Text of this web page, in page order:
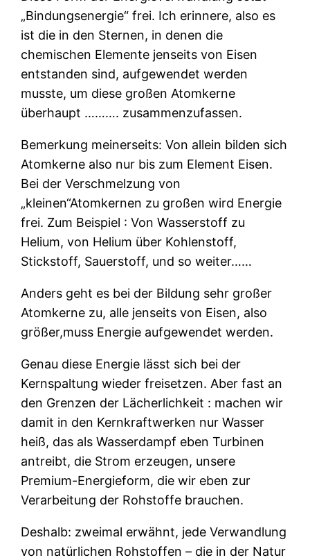
„Bindungsenergie“ frei. Ich erinnere, also es
ist die in den Sternen, in denen die
chemischen Elemente jenseits von Eisen
entstanden sind, aufgewendet werden
musste, um diese großen Atomkerne
überhaupt ………. zusammenzufassen.
Bemerkung meinerseits: Von allein bilden sich
Atomkerne also nur bis zum Element Eisen.
Bei der Verschmelzung von
„kleinen“Atomkernen zu großen wird Energie
frei. Zum Beispiel : Von Wasserstoff zu
Helium, von Helium über Kohlenstoff,
Stickstoff, Sauerstoff, und so weiter……
Anders geht es bei der Bildung sehr großer
Atomkerne zu, alle jenseits von Eisen, also
größer,muss Energie aufgewendet werden.
Genau diese Energie lässt sich bei der
Kernspaltung wieder freisetzen. Aber fast an
den Grenzen der Lächerlichkeit : machen wir
damit in den Kernkraftwerken nur Wasser
heiß, das als Wasserdampf eben Turbinen
antreibt, die Strom erzeugen, unsere
Premium-Energieform, die wir eben zur
Verarbeitung der Rohstoffe brauchen.
Deshalb: zweimal erwähnt, jede Verwandlung
von natürlichen Rohstoffen – die in der Natur